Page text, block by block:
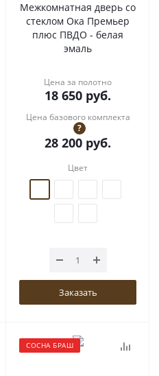
Межкомнатная дверь со
стеклом Ока Премьер
плюс ПВДО - белая
эмаль
Цена за полотно
18 650 руб.
Цена базового комплекта
?
28 200 руб.
Цвет
Заказать
СОСНА БРАШ